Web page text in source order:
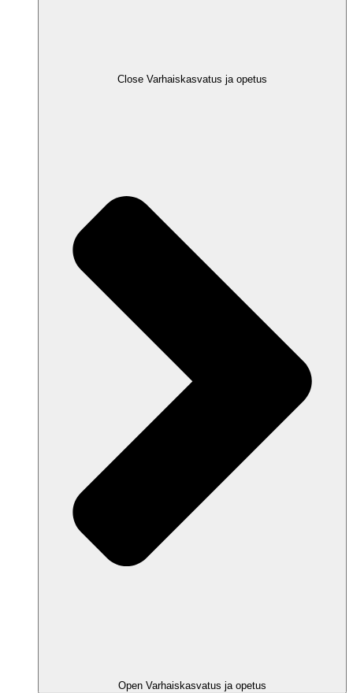
Close Varhaiskasvatus ja opetus
Open Varhaiskasvatus ja opetus